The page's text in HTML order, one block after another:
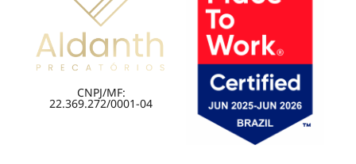
CNPJ/MF:
22.369.272/0001-04